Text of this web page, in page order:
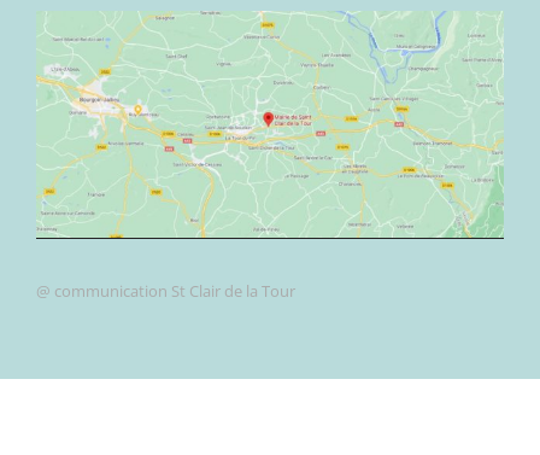
@ communication St Clair de la Tour